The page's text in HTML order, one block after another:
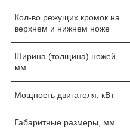
Кол-во режущих кромок на
верхнем и нижнем ноже
Ширина (толщина) ножей,
мм
Мощность двигателя, кВт
Габаритные размеры, мм